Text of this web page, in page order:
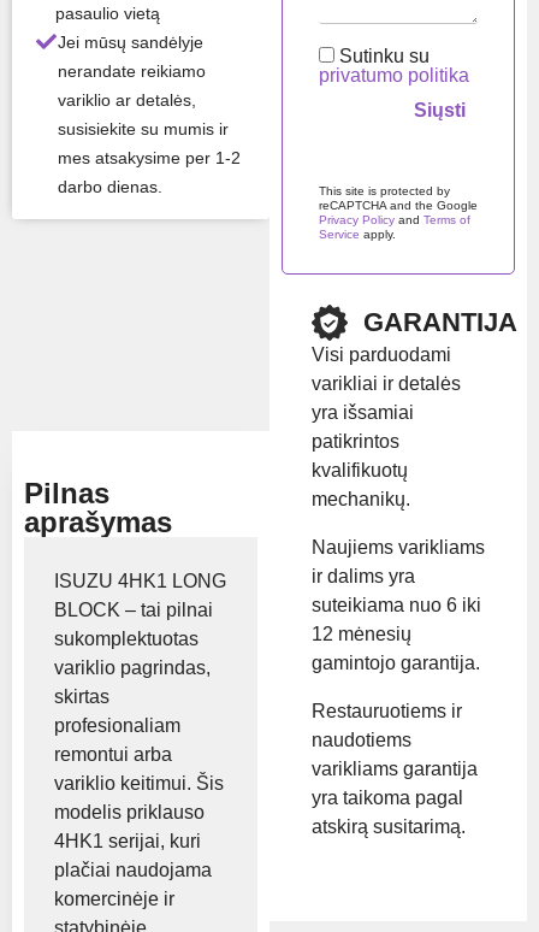
pasaulio vietą
Jei mūsų sandėlyje
nerandate reikiamo
variklio ar detalės,
susisiekite su mumis ir
mes atsakysime per 1-2
darbo dienas.
Mod
elis
4HK1
Likutis:Turime
sandėlyje
Prekės ženklas:
Rodyti kainą
Pilnas
aprašymas
ISUZU 4HK1 LONG
BLOCK – tai pilnai
sukomplektuotas
variklio pagrindas,
skirtas
profesionaliam
remontui arba
variklio keitimui. Šis
modelis priklauso
4HK1 serijai, kuri
plačiai naudojama
komercinėje ir
statybinėje
Sutinku su
privatumo politika
This site is protected by
reCAPTCHA and the Google
Privacy Policy and Terms of
Service apply.
GARANTIJA
Visi parduodami
varikliai ir detalės
yra išsamiai
patikrintos
kvalifikuotų
mechanikų.
Naujiems varikliams
ir dalims yra
suteikiama nuo 6 iki
12 mėnesių
gamintojo garantija.
Restauruotiems ir
naudotiems
varikliams garantija
yra taikoma pagal
atskirą susitarimą.